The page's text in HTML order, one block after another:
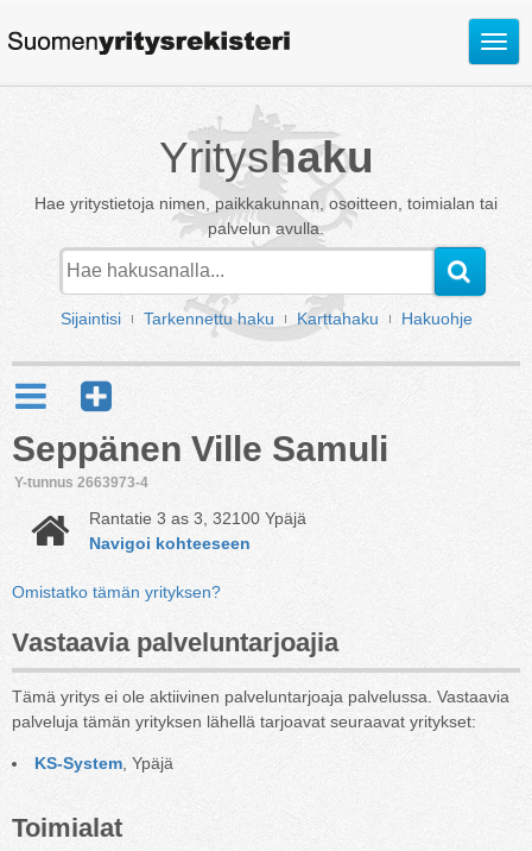
Avaa
Yrityshaku
Hae yritystietoja nimen, paikkakunnan, osoitteen, toimialan tai
palvelun avulla.
Sijaintisi Tarkennettu haku Karttahaku Hakuohje
Seppänen Ville Samuli
Y-tunnus 2663973-4
Rantatie 3 as 3, 32100 Ypäjä
Navigoi kohteeseen
Omistatko tämän yrityksen?
Vastaavia palveluntarjoajia
Tämä yritys ei ole aktiivinen palveluntarjoaja palvelussa. Vastaavia
palveluja tämän yrityksen lähellä tarjoavat seuraavat yritykset:
KS-System , Ypäjä
Toimialat